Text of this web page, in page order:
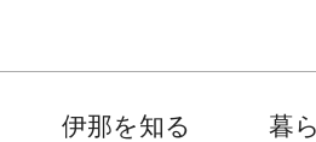
伊那を知る 暮